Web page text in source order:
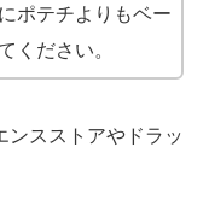
ポテチよりもベー
ください。
ンスストアやドラッ